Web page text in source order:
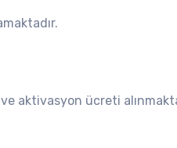
ve aktivasyon ücreti